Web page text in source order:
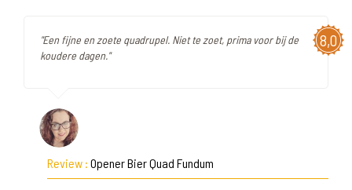
8,0
"Een fijne en zoete quadrupel. Niet te zoet, prima voor bij de
koudere dagen."
Review : Opener Bier Quad Fundum